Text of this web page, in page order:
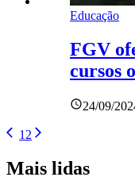
Educação
FGV
cursos
24/09/
1 2
Mais lidas